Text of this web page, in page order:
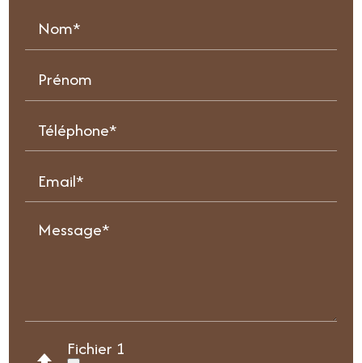
Nom*
Prénom
Téléphone*
Email*
Message*
Fichier 1